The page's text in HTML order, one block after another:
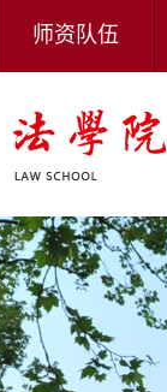
师资队伍